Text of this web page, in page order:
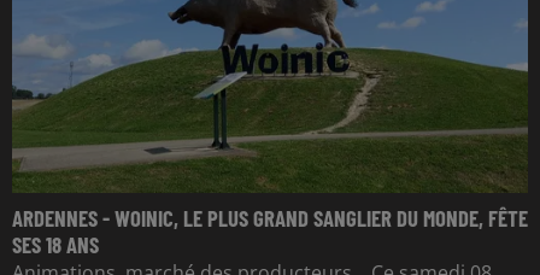
ARDENNES - WOINIC, LE PLUS GRAND SANGLIER DU MONDE, FÊTE
SES 18 ANS